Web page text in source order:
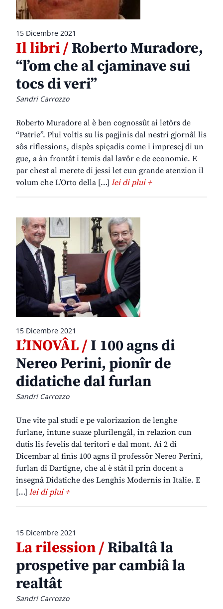
15 Dicembre 2021
Il libri /Roberto Muradore,
“l’om che al cjaminave sui
tocs di veri”
Sandri Carrozzo
Roberto Muradore al è ben cognossût ai letôrs de
“Patrie”. Plui voltis su lis pagjinis dal nestri gjornâl lis
sôs riflessions, dispès spiçadis come i imprescj di un
gue, a àn frontât i temis dal lavôr e de economie. E
par chest al merete di jessi let cun grande atenzion il
volum che L’Orto della […] lei di plui +
15 Dicembre 2021
L’INOVÂL /I 100 agns di
Nereo Perini, pionîr de
didatiche dal furlan
Sandri Carrozzo
Une vite pal studi e pe valorizazion de lenghe
furlane, intune suaze plurilengâl, in relazion cun
dutis lis fevelis dal teritori e dal mont. Ai 2 di
Dicembar al finìs 100 agns il professôr Nereo Perini,
furlan di Dartigne, che al è stât il prin docent a
insegnâ Didatiche des Lenghis Modernis in Italie. E
[…] lei di plui +
15 Dicembre 2021
La rilession /Ribaltâ la
prospetive par cambiâ la
realtât
Sandri Carrozzo